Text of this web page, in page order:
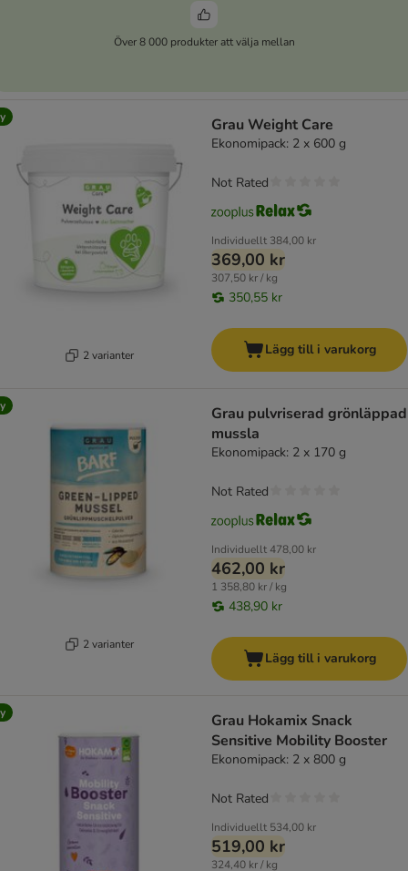
Över 8 000 produkter att välja mellan
2 varianter
Grau Weight Care
Ekonomipack: 2 x 600 g
Individuellt 384,00 kr
369,00 kr
307,50 kr / kg
350,55 kr
Not Rated
Lägg till i varukorg
2 varianter
Grau pulvriserad grönläppad
mussla
Ekonomipack: 2 x 170 g
Individuellt478,00 kr
462,00 kr
1 358,80 kr / kg
438,90 kr
Not Rated
Lägg till i varukorg
Grau Hokamix Snack
Sensitive Mobility Booster
Ekonomipack: 2 x 800 g
Individuellt 534,00 kr
519,00 kr
324,40 kr / kg
Not Rated